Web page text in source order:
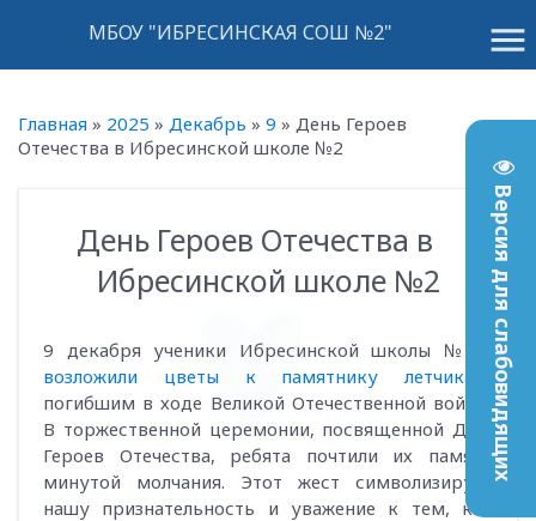
Версия для слабовидящих
menu
МБОУ "ИБРЕСИНСКАЯ СОШ №2"
Главная » 2025 » Декабрь » 9 » День Героев
Отечества в Ибресинской школе №2
День Героев Отечества в
Ибресинской школе №2
9 декабря ученики Ибресинской школы № 2
возложили цветы к памятнику летчикам
погибшим в ходе Великой Отечественной войны.
В торжественной церемонии, посвященной Дню
Героев Отечества, ребята почтили их память
минутой молчания. Этот жест символизирует
нашу признательность и уважение к тем, кто